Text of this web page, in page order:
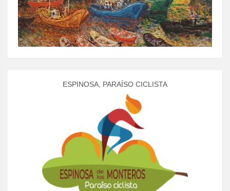
ESPINOSA, PARAÍSO CICLISTA